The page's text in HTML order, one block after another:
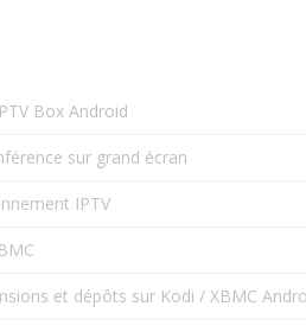
Box Android
sur grand écran
IPTV
et dépôts sur Kodi / XBMC